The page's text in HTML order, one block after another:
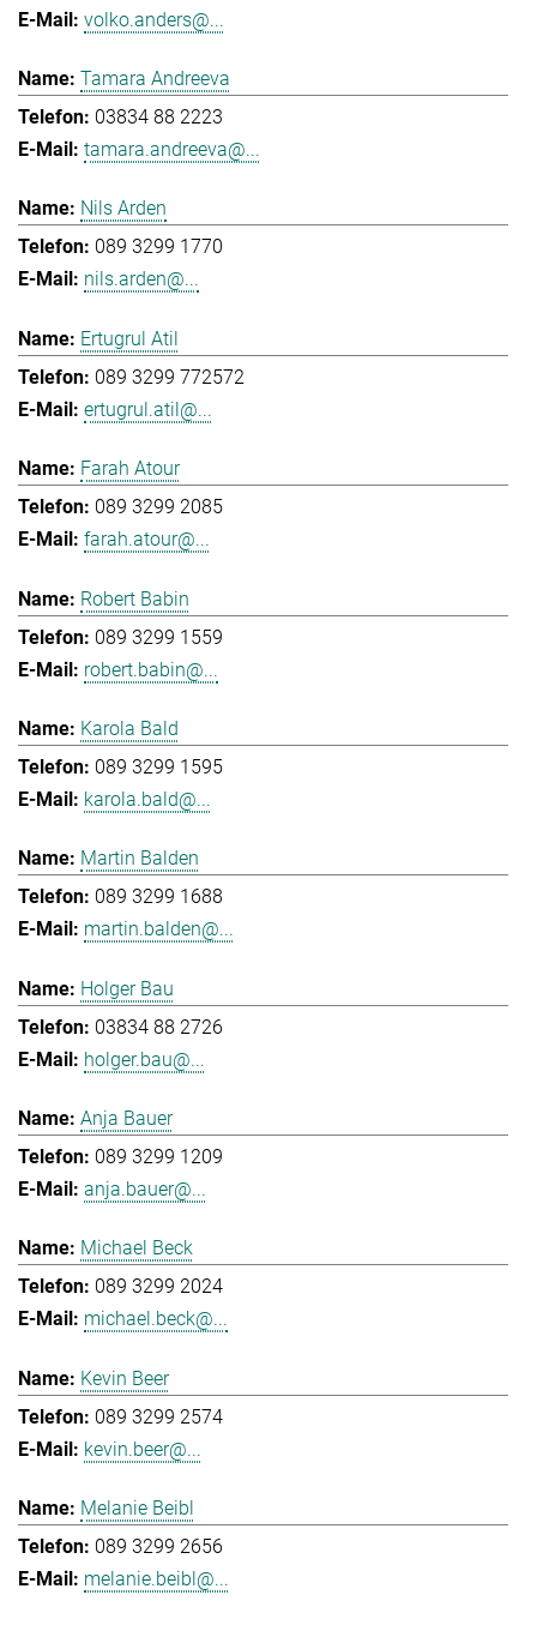
volko.anders@...
Tamara Andreeva
03834 88 2223
tamara.andreeva@...
Nils Arden
089 3299 1770
nils.arden@...
Ertugrul Atil
089 3299 772572
ertugrul.atil@...
Farah Atour
089 3299 2085
farah.atour@...
Robert Babin
089 3299 1559
robert.babin@...
Karola Bald
089 3299 1595
karola.bald@...
Martin Balden
089 3299 1688
martin.balden@...
Holger Bau
03834 88 2726
holger.bau@...
Anja Bauer
089 3299 1209
anja.bauer@...
Michael Beck
089 3299 2024
michael.beck@...
Kevin Beer
089 3299 2574
kevin.beer@...
Melanie Beibl
089 3299 2656
melanie.beibl@...